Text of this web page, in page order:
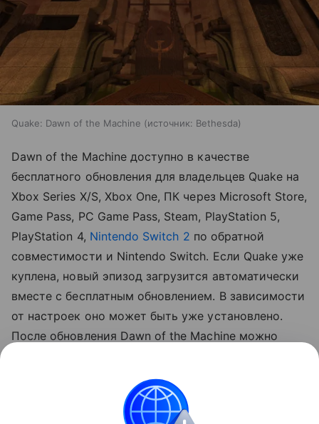
Quake: Dawn of the Machine источник: Bethesda
Dawn of the Machine доступно в качестве
бесплатного обновления для владельцев Quake на
Xbox Series X/S, Xbox One, ПК через Microsoft Store,
Game Pass, PC Game Pass, Steam, PlayStation 5,
PlayStation 4, Nintendo Switch 2 по обратной
совместимости и Nintendo Switch. Если Quake уже
куплена, новый эпизод загрузится автоматически
вместе с бесплатным обновлением. В зависимости
от настроек оно может быть уже установлено.
После обновления Dawn of the Machine можно
кооперативный мультиплеер.